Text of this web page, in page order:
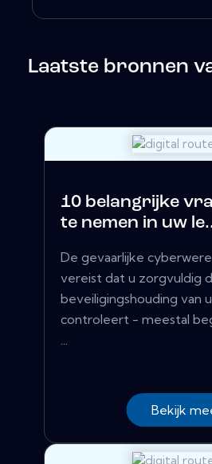
Laatste bronnen
10 belangrijke
te nemen in uw
De gevaarlijke
vereist dat u zorgvuldig
beveiligingshouding van
controleert - meestal
...
Bekijk